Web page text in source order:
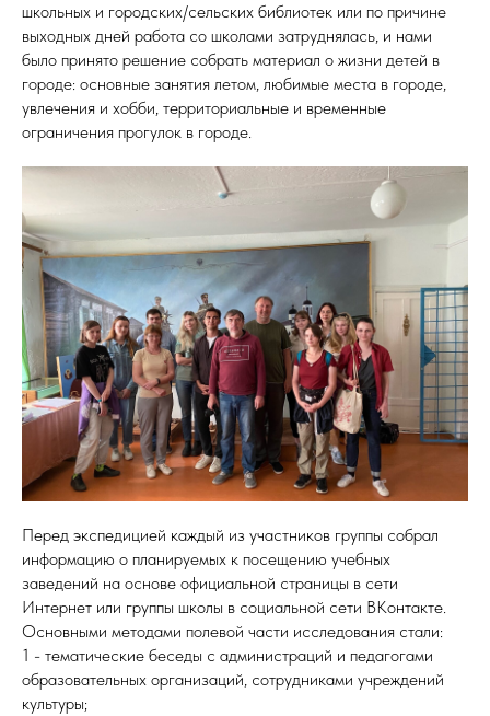
школьных и городских/сельских библиотек или по причине
выходных дней работа со школами затруднялась, и нами
было принято решение собрать материал о жизни детей в
городе: основные занятия летом, любимые места в городе,
увлечения и хобби, территориальные и временные
ограничения прогулок в городе.
Перед экспедицией каждый из участников группы собрал
информацию о планируемых к посещению учебных
заведений на основе официальной страницы в сети
Интернет или группы школы в социальной сети ВКонтакте.
Основными методами полевой части исследования стали:
1 - тематические беседы с администраций и педагогами
образовательных организаций, сотрудниками учреждений
культуры;